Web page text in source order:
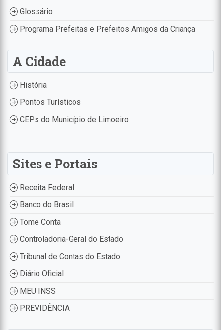
Glossário
Programa Prefeitas e Prefeitos Amigos da Criança
A Cidade
História
Pontos Turísticos
CEPs do Município de Limoeiro
Sites e Portais
Receita Federal
Banco do Brasil
Tome Conta
Controladoria-Geral do Estado
Tribunal de Contas do Estado
Diário Oficial
MEU INSS
PREVIDÊNCIA